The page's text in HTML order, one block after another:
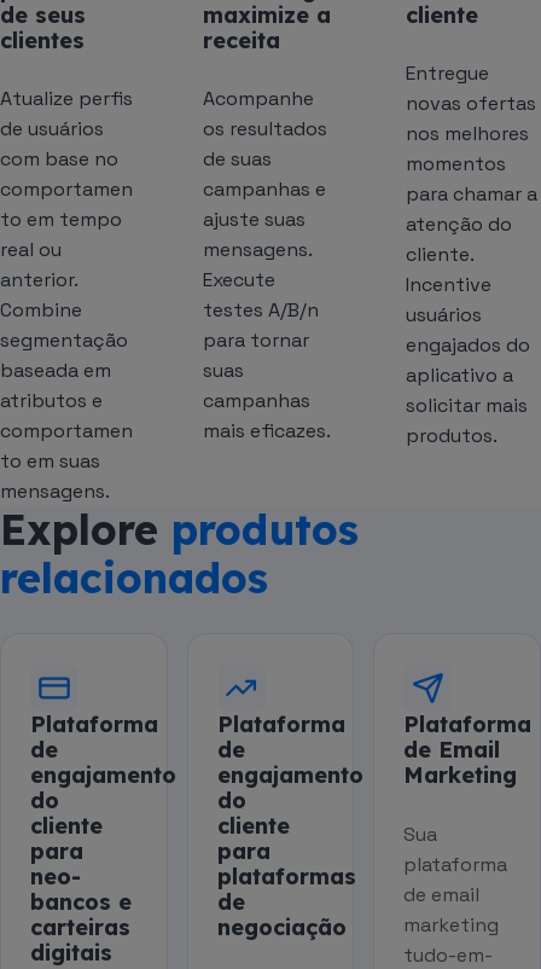
de seus
clientes
Atualize perfis
de usuários
com base no
comportamen
to em tempo
real ou
anterior.
Combine
segmentação
baseada em
atributos e
comportamen
to em suas
mensagens.
maximize a
receita
Acompanhe
os resultados
de suas
campanhas e
ajuste suas
mensagens.
Execute
testes A/B/n
para tornar
suas
campanhas
mais eficazes.
cliente
Entregue
novas ofertas
nos melhores
momentos
para chamar a
atenção do
cliente.
Incentive
usuários
engajados do
aplicativo a
solicitar mais
produtos.
Explore produtos
relacionados
Plataforma
de
engajamento
do
cliente
para
neo-
bancos e
carteiras
digitais
Plataforma
de
engajamento
do
cliente
para
plataformas
de
negociação
Plataforma
de Email
Marketing
Sua
plataforma
de email
marketing
tudo-em-